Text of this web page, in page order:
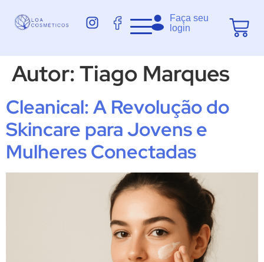
Faça seu
login
Autor:Tiago Marques
Cleanical: A Revolução do
Skincare para Jovens e
Mulheres Conectadas